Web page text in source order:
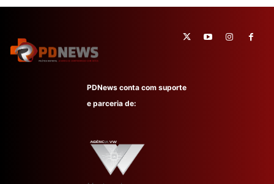
PDNews conta com suporte
e parceria de: